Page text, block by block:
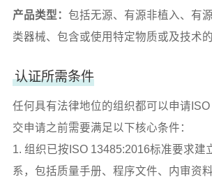
产品类型： 包括无源、有源非植入、有
类器械、包含或使用特定物质或及技术的
认证所需条件
任何具有法律地位的组织都可以申请
交申请之前需要满足以下核心条件：
1. 组织已按ISO 13485:2016标准要求建
系，包括质量手册、程序文件、内审资